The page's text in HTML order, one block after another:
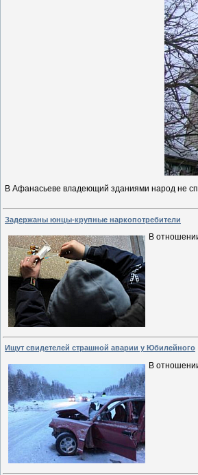
В Афанасьеве владеющий зданиями народ не
Задержаны юнцы-крупные наркопотребители
В
Ищут свидетелей страшной аварии у Юбилейного
В